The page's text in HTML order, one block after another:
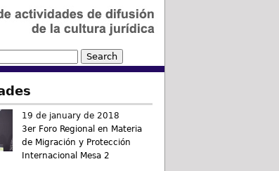
19 de january de 2018
3er Foro Regional en Materia
de Migración y Protección
Internacional Mesa 2